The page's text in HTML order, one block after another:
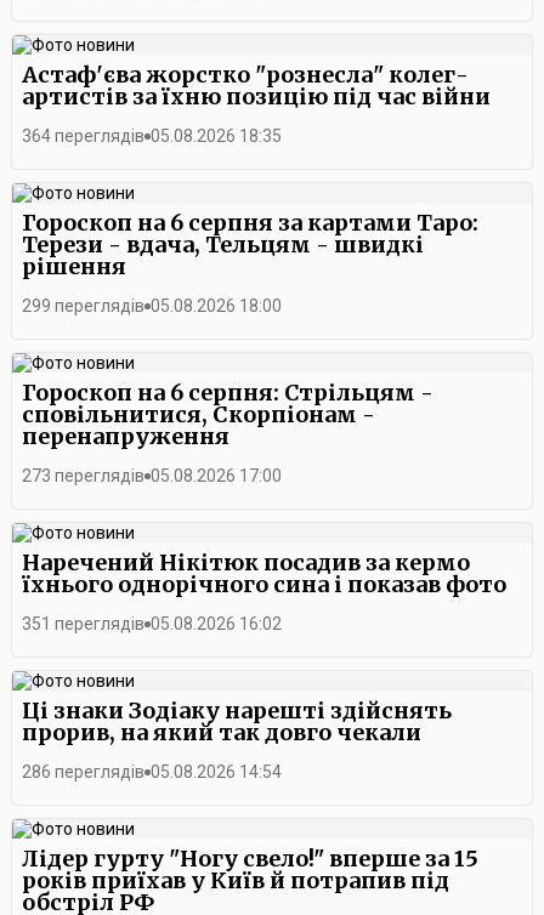
Астаф'єва жорстко "рознесла" колег-
артистів за їхню позицію під час війни
364 переглядів 05.08.2026 18:35
Гороскоп на 6 серпня за картами Таро:
Терези - вдача, Тельцям - швидкі
рішення
299 переглядів 05.08.2026 18:00
Гороскоп на 6 серпня: Стрільцям -
сповільнитися, Скорпіонам -
перенапруження
273 переглядів 05.08.2026 17:00
Наречений Нікітюк посадив за кермо
їхнього однорічного сина і показав фото
351 переглядів 05.08.2026 16:02
Ці знаки Зодіаку нарешті здійснять
прорив, на який так довго чекали
286 переглядів 05.08.2026 14:54
Лідер гурту "Ногу свело!" вперше за 15
років приїхав у Київ й потрапив під
обстріл РФ